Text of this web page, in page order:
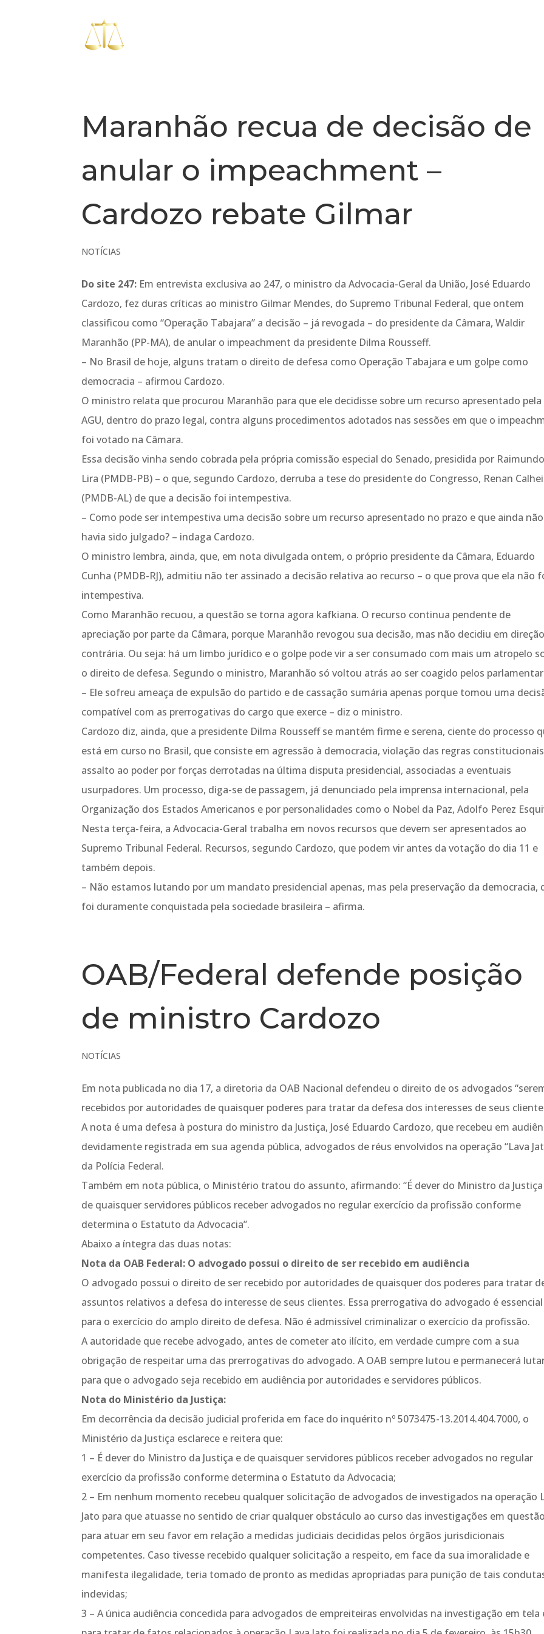
Maranhão recua de decisão de
anular o impeachment –
Cardozo rebate Gilmar
NOTÍCIAS
Do site 247: Em entrevista exclusiva ao 247, o ministro da Advocacia-Geral da União, José Eduardo
Cardozo, fez duras críticas ao ministro Gilmar Mendes, do Supremo Tribunal Federal, que ontem
classificou como “Operação Tabajara” a decisão – já revogada – do presidente da Câmara, Waldir
Maranhão (PP-MA), de anular o impeachment da presidente Dilma Rousseff.
– No Brasil de hoje, alguns tratam o direito de defesa como Operação Tabajara e um golpe como
democracia – afirmou Cardozo.
O ministro relata que procurou Maranhão para que ele decidisse sobre um recurso apresentado pela
AGU, dentro do prazo legal, contra alguns procedimentos adotados nas sessões em que o
foi votado na Câmara.
Essa decisão vinha sendo cobrada pela própria comissão especial do Senado, presidida por Raimundo
Lira (PMDB-PB) – o que, segundo Cardozo, derruba a tese do presidente do Congresso, Renan
(PMDB-AL) de que a decisão foi intempestiva.
– Como pode ser intempestiva uma decisão sobre um recurso apresentado no prazo e que ainda não
havia sido julgado? – indaga Cardozo.
O ministro lembra, ainda, que, em nota divulgada ontem, o próprio presidente da Câmara, Eduardo
Cunha (PMDB-RJ), admitiu não ter assinado a decisão relativa ao recurso – o que prova que ela não
intempestiva.
Como Maranhão recuou, a questão se torna agora kafkiana. O recurso continua pendente de
apreciação por parte da Câmara, porque Maranhão revogou sua decisão, mas não decidiu em direção
contrária. Ou seja: há um limbo jurídico e o golpe pode vir a ser consumado com mais um atropelo
o direito de defesa. Segundo o ministro, Maranhão só voltou atrás ao ser coagido pelos
– Ele sofreu ameaça de expulsão do partido e de cassação sumária apenas porque tomou uma
compatível com as prerrogativas do cargo que exerce – diz o ministro.
Cardozo diz, ainda, que a presidente Dilma Rousseff se mantém firme e serena, ciente do processo
está em curso no Brasil, que consiste em agressão à democracia, violação das regras
assalto ao poder por forças derrotadas na última disputa presidencial, associadas a eventuais
usurpadores. Um processo, diga-se de passagem, já denunciado pela imprensa internacional, pela
Organização dos Estados Americanos e por personalidades como o Nobel da Paz, Adolfo Perez
Nesta terça-feira, a Advocacia-Geral trabalha em novos recursos que devem ser apresentados ao
Supremo Tribunal Federal. Recursos, segundo Cardozo, que podem vir antes da votação do dia 11 e
também depois.
– Não estamos lutando por um mandato presidencial apenas, mas pela preservação da democracia,
foi duramente conquistada pela sociedade brasileira – afirma.
OAB/Federal defende posição
de ministro Cardozo
NOTÍCIAS
Em nota publicada no dia 17, a diretoria da OAB Nacional defendeu o direito de os advogados
recebidos por autoridades de quaisquer poderes para tratar da defesa dos interesses de seus
A nota é uma defesa à postura do ministro da Justiça, José Eduardo Cardozo, que recebeu em
devidamente registrada em sua agenda pública, advogados de réus envolvidos na operação “Lava
da Polícia Federal.
Também em nota pública, o Ministério tratou do assunto, afirmando: “É dever do Ministro da
de quaisquer servidores públicos receber advogados no regular exercício da profissão conforme
determina o Estatuto da Advocacia”.
Abaixo a íntegra das duas notas:
Nota da OAB Federal: O advogado possui o direito de ser recebido em audiência
O advogado possui o direito de ser recebido por autoridades de quaisquer dos poderes para tratar
assuntos relativos a defesa do interesse de seus clientes. Essa prerrogativa do advogado é essencial
para o exercício do amplo direito de defesa. Não é admissível criminalizar o exercício da profissão.
A autoridade que recebe advogado, antes de cometer ato ilícito, em verdade cumpre com a sua
obrigação de respeitar uma das prerrogativas do advogado. A OAB sempre lutou e permanecerá
para que o advogado seja recebido em audiência por autoridades e servidores públicos.
Nota do Ministério da Justiça:
Em decorrência da decisão judicial proferida em face do inquérito nº 5073475-13.2014.404.7000, o
Ministério da Justiça esclarece e reitera que:
1 – É dever do Ministro da Justiça e de quaisquer servidores públicos receber advogados no regular
exercício da profissão conforme determina o Estatuto da Advocacia;
2 – Em nenhum momento recebeu qualquer solicitação de advogados de investigados na operação
Jato para que atuasse no sentido de criar qualquer obstáculo ao curso das investigações em
para atuar em seu favor em relação a medidas judiciais decididas pelos órgãos jurisdicionais
competentes. Caso tivesse recebido qualquer solicitação a respeito, em face da sua imoralidade e
manifesta ilegalidade, teria tomado de pronto as medidas apropriadas para punição de tais
indevidas;
3 – A única audiência concedida para advogados de empreiteiras envolvidas na investigação em tela